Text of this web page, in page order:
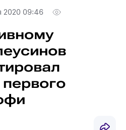
2020 09:46